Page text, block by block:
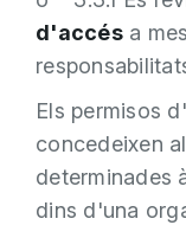
d'accésa
Els permisos
concedeixen
determinades
dins d'una